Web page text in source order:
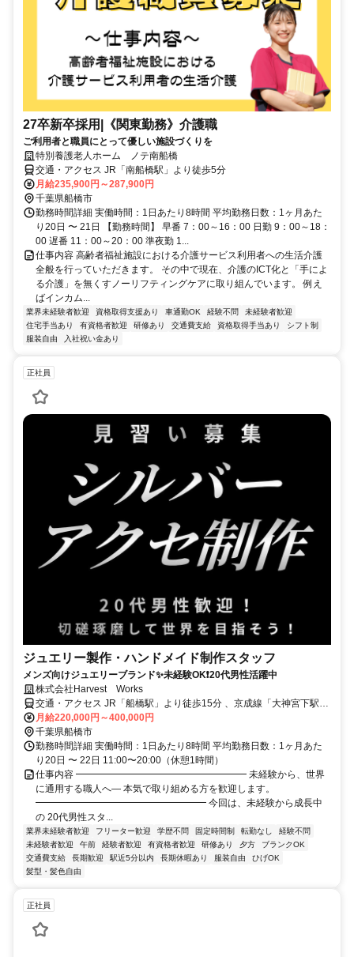
27卒新卒採用|《関東勤務》介護職
ご利用者と職員にとって優しい施設づくりを
特別養護老人ホーム ノテ南船橋
交通・アクセス JR「南船橋駅」より徒歩5分
月給235,900円～287,900円
千葉県船橋市
勤務時間詳細 実働時間：1日あたり8時間 平均勤務日数：1ヶ月あた
り20日 〜 21日 【勤務時間】 早番 7：00～16：00 日勤 9：00～18：
00 遅番 11：00～20：00 準夜勤 1...
仕事内容 高齢者福祉施設における介護サービス利用者への生活介護
全般を行っていただきます。 その中で現在、介護のICT化と「手によ
る介護」を無くすノーリフティングケアに取り組んでいます。 例え
ばインカム...
業界未経験者歓迎 資格取得支援あり 車通勤OK 経験不問
未経験者歓迎
住宅手当あり
有資格者歓迎 研修あり 交通費支給 資格取得手当あり
シフト制
服装自由
入社祝い金あり
正社員
ジュエリー製作・ハンドメイド制作スタッフ
メンズ向けジュエリーブランド✨未経験OK❗20代男性活躍中
株式会社Harvest Works
交通・アクセス JR「船橋駅」より徒歩15分 、京成線「大神宮下駅」
より徒歩4分
月給220,000円～400,000円
千葉県船橋市
勤務時間詳細 実働時間：1日あたり8時間 平均勤務日数：1ヶ月あた
り20日 〜 22日 11:00〜20:00（休憩1時間）
仕事内容 ━━━━━━━━━━━━━━━━━━ 未経験から、世界
に通用する職人へ― 本気で取り組める方を歓迎します。
━━━━━━━━━━━━━━━━━━ 今回は、未経験から成長中
の 20代男性スタ...
業界未経験者歓迎 フリーター歓迎 学歴不問 固定時間制 転勤なし
経験不問
未経験者歓迎
午前 経験者歓迎 有資格者歓迎 研修あり 夕方
ブランクOK
交通費支給
長期歓迎 駅近5分以内 長期休暇あり 服装自由
ひげOK
髪型・髪色自由
正社員